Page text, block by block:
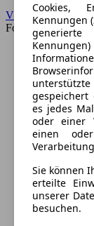
VW
Forum
Cookies,
Kennungen
unterstützte
gespeichert
es jedes
oder einer
einen
Sie können
erteilte
unserer
besuchen.